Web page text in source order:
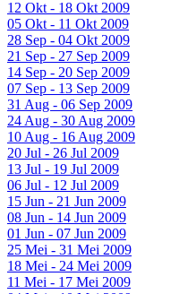
12 Okt - 18 Okt 2009
05 Okt - 11 Okt 2009
28 Sep - 04 Okt 2009
21 Sep - 27 Sep 2009
14 Sep - 20 Sep 2009
07 Sep - 13 Sep 2009
31 Aug - 06 Sep 2009
24 Aug - 30 Aug 2009
10 Aug - 16 Aug 2009
20 Jul - 26 Jul 2009
13 Jul - 19 Jul 2009
06 Jul - 12 Jul 2009
15 Jun - 21 Jun 2009
08 Jun - 14 Jun 2009
01 Jun - 07 Jun 2009
25 Mei - 31 Mei 2009
18 Mei - 24 Mei 2009
11 Mei - 17 Mei 2009